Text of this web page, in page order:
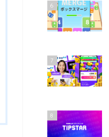
6
7
8